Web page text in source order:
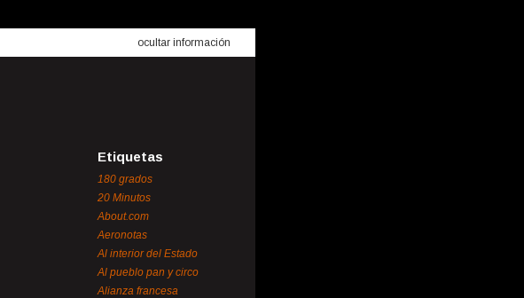
ocultar información
Etiquetas
180 grados
20 Minutos
About.com
Aeronotas
Al interior del Estado
Al pueblo pan y circo
Alianza francesa